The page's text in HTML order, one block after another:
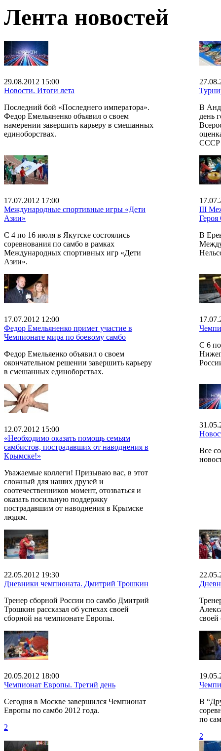
Лента новостей
29.08.2012 15:00
Новости. Итоги лета
Последний бой «Последнего императора».
Федор Емельяненко объявил о своем
намерении завершить карьеру в смешанных
единоборствах.
В
день
СССР
17.07.2012 17:00
Международные спортивные игры «Дети
Азии»
С 4 по 16 июля в Якутске состоялись
соревнования по самбо в рамках
Международных спортивных игр «Дети
Азии».
III
В
17.07.2012 12:00
Федор Емельяненко примет участие в
Чемпионате мира по боевому самбо
Федор Емельяенко объявил о своем
окончательном решении завершить карьеру
в смешанных единоборствах.
С 6
12.07.2012 15:00
«Необходимо оказать помощь семьям
самбистов, пострадавших от наводнения в
Крымске!»
Уважаемые коллеги! Призываю вас, в этот
сложный для наших друзей и
соотечественников момент, отозваться и
оказать посильную поддержку
пострадавшим от наводнения в Крымске
людям.
Все
22.05.2012 19:30
Дневники чемпионата. Дмитрий Трошкин
Тренер сборной России по самбо Дмитрий
Трошкин рассказал об успехах своей
сборной на чемпионате Европы.
20.05.2012 18:00
Чемпионат Европы. Третий день
Сегодня в Москве завершился Чемпионат
Европы по самбо 2012 года.
2
В
по
2